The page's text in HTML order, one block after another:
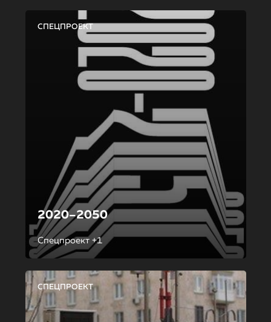
СПЕЦПРОЕКТ
2020–2050
Спецпроект +1
СПЕЦПРОЕКТ